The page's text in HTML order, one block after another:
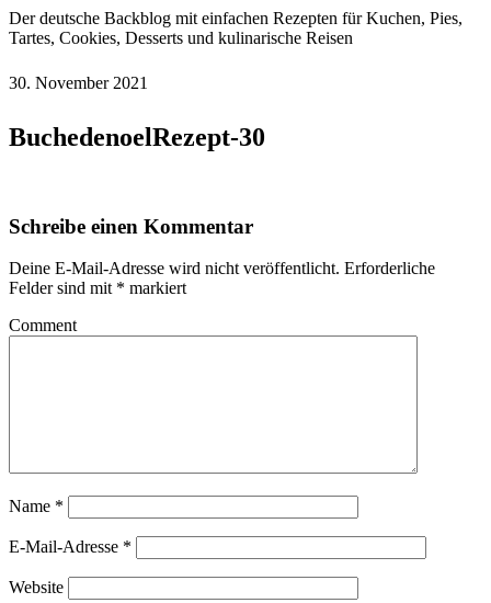
Der deutsche Backblog mit einfachen Rezepten für Kuchen, Pies,
Tartes, Cookies, Desserts und kulinarische Reisen
30. November 2021
BuchedenoelRezept-30
Schreibe einen Kommentar
Deine E-Mail-Adresse wird nicht veröffentlicht. Erforderliche
Felder sind mit * markiert
Comment
Name *
E-Mail-Adresse *
Website